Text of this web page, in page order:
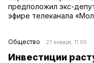
предположил экс-
эфире телеканала
Общество 27 января, 11:00
Инвестиции